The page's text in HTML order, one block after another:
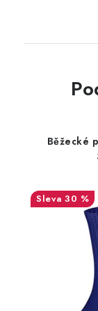
Běžecké
30 %